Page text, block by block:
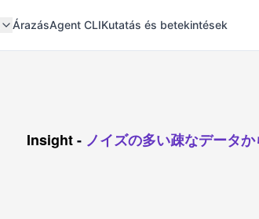
ÁrazásAgent CLIKutatás és betekintések
Insight- ノイズの多い疎なデータ